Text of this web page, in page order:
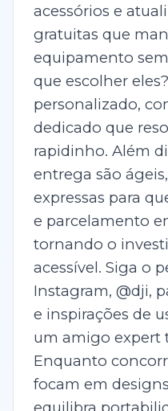
acessórios e
gratuitas que
equipamento
que escolher
personalizado,
dedicado que
rapidinho. Além
entrega são
expressas para
e parcelamento
tornando o
acessível. Siga o
Instagram, @dji,
e inspirações de
um amigo expert
Enquanto
focam em